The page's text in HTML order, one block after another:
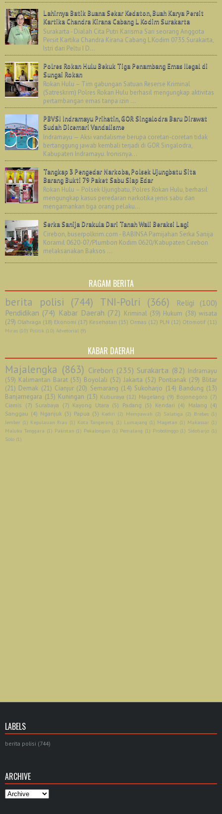
Lahirnya Batik Buana Sekar Kedaton, Buah Karya Persit
Kartika Chandra Kirana Cabang L Kodim Surakarta
Surakarta - Dialah Cita Putri Karisma Sari seorang Anggota
Persit Kartika Chandra Kirana Cabang L Kodim 0735.Surakarta,
Istri dari Peltu I D...
Polres Rokan Hulu Bekuk Tiga Penambang Emas Ilegal di
Sungai Rokan
Rokan Hulu – Tim gabungan Satuan Reserse Kriminal
(Satreskrim) Polres Rokan Hulu berhasil mengungkap aktivitas
pertambangan emas tanpa izin ...
PBVSI Indramayu Prihatin, GOR Singalodra Baru Dirawat
Sudah Dicemari Vandalisme
Indramayu — Aksi vandalisme berupa coretan-coretan tidak
bertanggung jawab kembali terjadi di GOR Singalodra,
Kabupaten Indramayu. Ironisnya...
Tangkap 3 Pengedar Narkoba, Polsek Ujungbatu Sita
Barang Bukti 79 Paket Sabu Siap Edar
Rokan Hulu – Polsek Ujungbatu, Polres Rokan Hulu, berhasil
mengungkap kasus peredaran narkotika jenis sabu dan
mengamankan tiga orang pelaku...
Serka Sanija Drakula Dari Tanah Wali Beraksi Lagi
Cirebon, buserpolkrim.com - BABINSA Pamijahan Serka Sanija
Koramil 0620-07/Plumbon Kodim 0620/Kabupaten Cirebon
melaksanakan Baksos ...
RAGAM BERITA
berita polisi (744) TNI-Polri (366) Religi
(100)
Pendidikan (74) Kabar Daerah (72) Kriminal (39) Hukum (38) wisata
(29) Olahraga (18) Ekonomi (17) Kesehatan (15) Ormas (12) PLN (12) Otomotif (11)
Miras (10) Politik (10) Advetorial (9)
KABAR DAERAH
Majalengka (863) Cirebon (235) Surakarta (82) Indramayu
(59) Kalimantan Barat (53) Boyolali (52) Jakarta (52) Pontianak (29) Blitar
(21) Demak (21) Cianjur (20) Semarang (14) Sukoharjo (14) Bandung (13)
Banjarnegara (13) Kuningan (13) Kuburaya (12) Magelang (9) Bojonegoro (7)
Ciamis (7) Surabaya (7) Kayong Utara (5) Padang (5) Kendari (4) Malang (4)
Sanggau (4) Nganjuk (3) Papua (3) Kediri (2) Mempawah (2) Salatiga (2) Brebes (1)
Jember (1) Kepulauan Riau (1) Kota Tangerang (1) Lumajang (1) Magetan (1) Makassar (1)
Maluku Tenggara (1) Pakistan (1) Pekalongan (1) Pemalang (1) Probolinggo (1) Sidoharjo (1)
Solo (1)
LABELS
berita polisi (744)
ARCHIVE